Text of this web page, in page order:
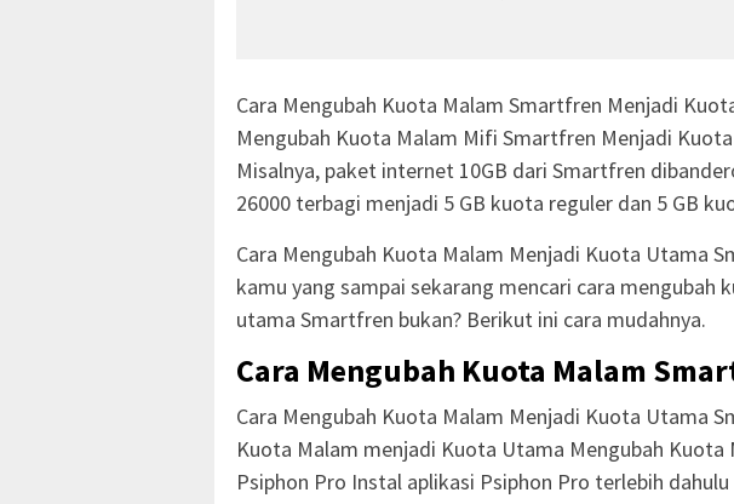
Cara Mengubah Kuota Malam Smartfren Menjadi
Mengubah Kuota Malam Mifi Smartfren Menjadi
Misalnya, paket internet 10GB dari Smartfren
26000 terbagi menjadi 5 GB kuota reguler dan 5 GB
Cara Mengubah Kuota Malam Menjadi Kuota Utama
kamu yang sampai sekarang mencari cara mengubah
utama Smartfren bukan? Berikut ini cara mudahnya.
Cara Mengubah Kuota Malam
Cara Mengubah Kuota Malam Menjadi Kuota Utama
Kuota Malam menjadi Kuota Utama Mengubah Kuota
Psiphon Pro Instal aplikasi Psiphon Pro terlebih